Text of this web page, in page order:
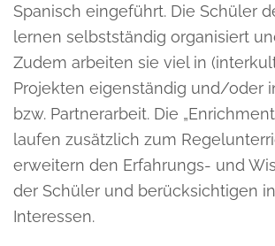
Spanisch eingeführt. Die Schüler
lernen selbstständig organisiert
Zudem arbeiten sie viel in
Projekten eigenständig und/oder
bzw. Partnerarbeit. Die
laufen zusätzlich zum
erweitern den Erfahrungs- und
der Schüler und berücksichtigen
Interessen.